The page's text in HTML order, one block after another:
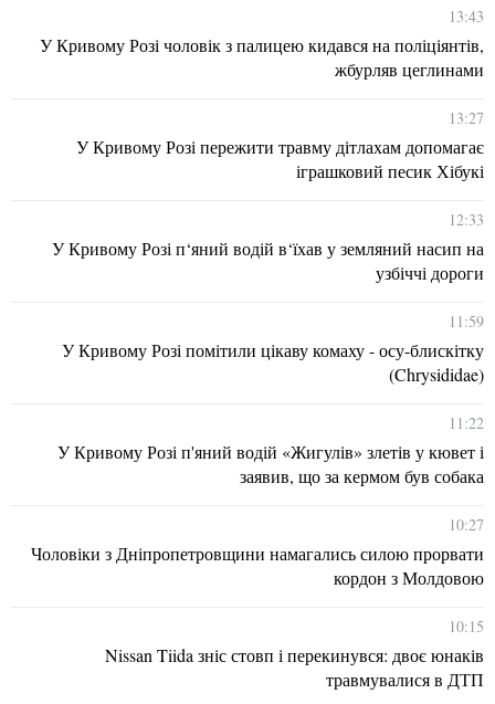
13:43
У Кривому Розі чоловік з палицею кидався на поліціянтів,
жбурляв цеглинами
13:27
У Кривому Розі пережити травму дітлахам допомагає
іграшковий песик Хібукі
12:33
У Кривому Розі п‘яний водій в‘їхав у земляний насип на
узбіччі дороги
11:59
У Кривому Розі помітили цікаву комаху - осу-блискітку
(Chrysididae)
11:22
У Кривому Розі п'яний водій «Жигулів» злетів у кювет і
заявив, що за кермом був собака
10:27
Чоловіки з Дніпропетровщини намагались силою прорвати
кордон з Молдовою
10:15
Nissan Tiida зніс стовп і перекинувся: двоє юнаків
травмувалися в ДТП